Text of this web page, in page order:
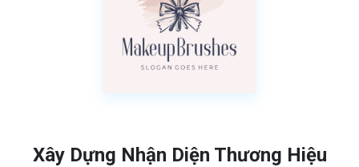
Xây Dựng Nhận Diện Thương Hiệu